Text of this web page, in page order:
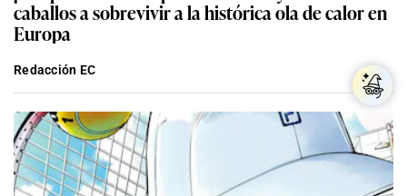
caballos a sobrevivir a la histórica ola de calor en
Europa
Redacción EC